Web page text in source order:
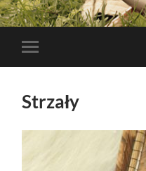
Toggle
mobile
Strzały